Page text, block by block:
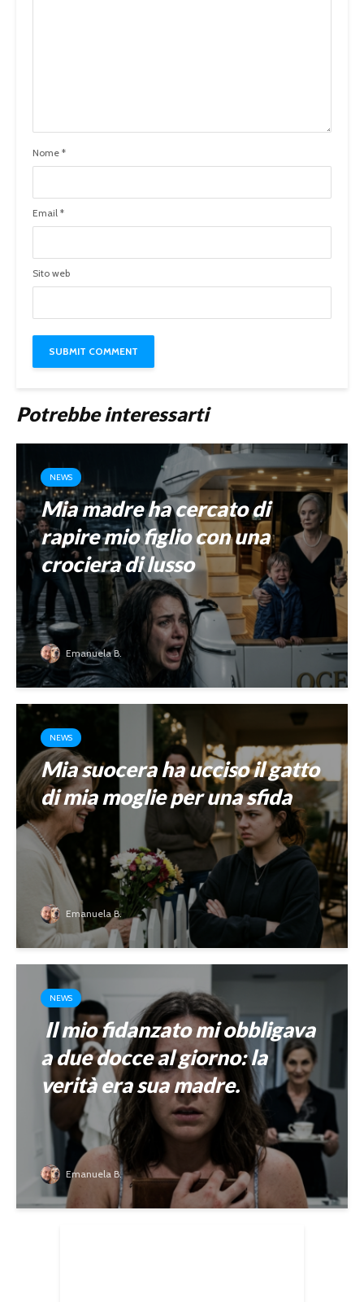
Nome *
Email *
Sito web
Potrebbe interessarti
NEWS
Mia madre ha cercato di
rapire mio figlio con una
crociera di lusso
Emanuela B.
NEWS
Mia suocera ha ucciso il gatto
di mia moglie per una sfida
Emanuela B.
NEWS
Il mio fidanzato mi obbligava
a due docce al giorno: la
verità era sua madre.
Emanuela B.